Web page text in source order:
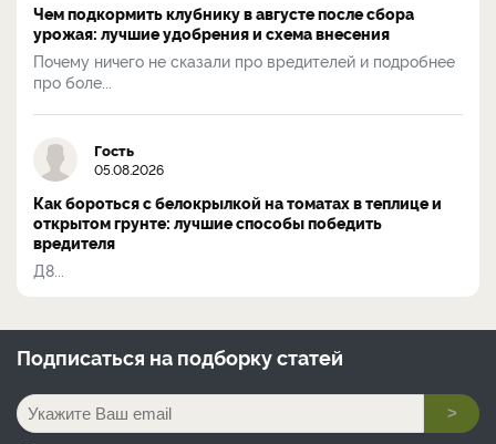
Чем подкормить клубнику в августе после сбора
урожая: лучшие удобрения и схема внесения
Почему ничего не сказали про вредителей и подробнее
про боле...
Гость
05.08.2026
Как бороться с белокрылкой на томатах в теплице и
открытом грунте: лучшие способы победить
вредителя
Д8...
Подписаться на подборку статей
>